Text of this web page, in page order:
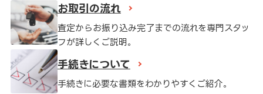
高知県
鹿児島県
お取引の流れ
査定からお振り込み完了までの流れを専門スタッ
フが詳しくご説明。
手続きについて
手続きに必要な書類をわかりやすくご紹介。